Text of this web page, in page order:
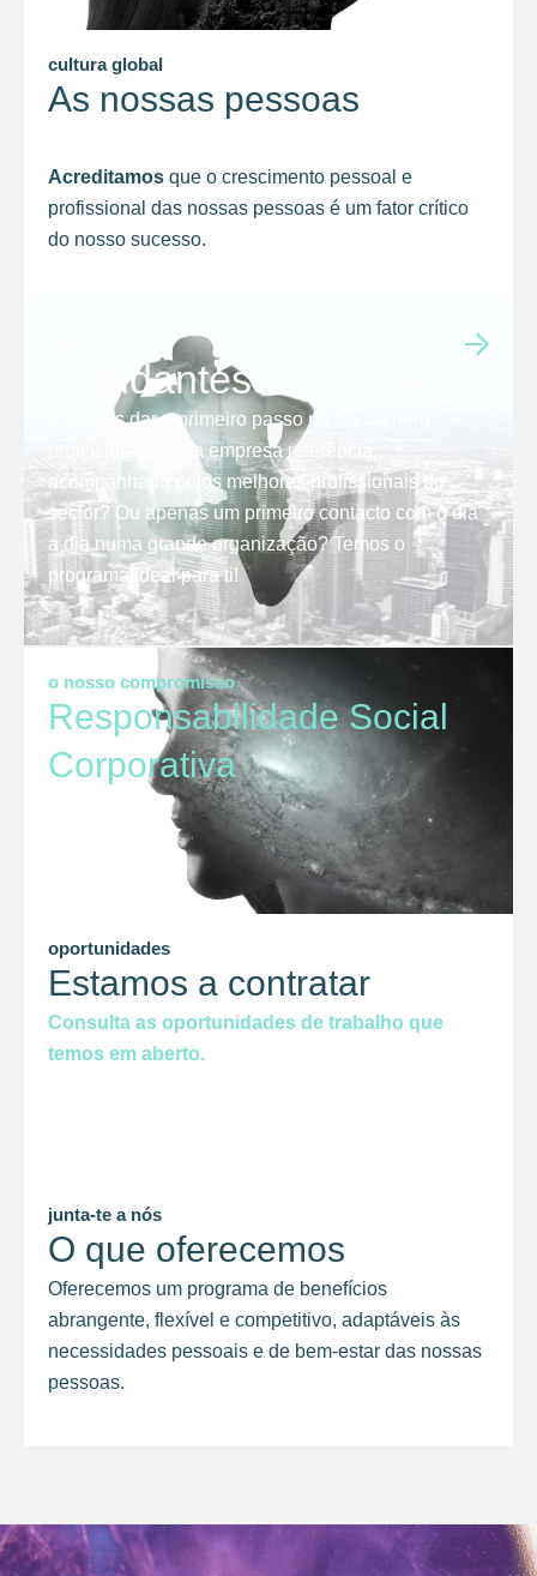
cultura global
As nossas pessoas
Acreditamos que o crescimento pessoal e
profissional das nossas pessoas é um fator crítico
do nosso sucesso.
Estudantes e graduados
Procuras dar o primeiro passo na tua carreira
profissional, numa empresa referência,
acompanhado pelos melhores profissionais do
sector? Ou apenas um primeiro contacto com o dia
a dia numa grande organização? Temos o
programa ideal para ti!
o nosso compromisso
Responsabilidade Social
Corporativa
oportunidades
Estamos a contratar
Consulta as oportunidades de trabalho que
temos em aberto.
junta-te a nós
O que oferecemos
Oferecemos um programa de benefícios
abrangente, flexível e competitivo, adaptáveis às
necessidades pessoais e de bem-estar das nossas
pessoas.